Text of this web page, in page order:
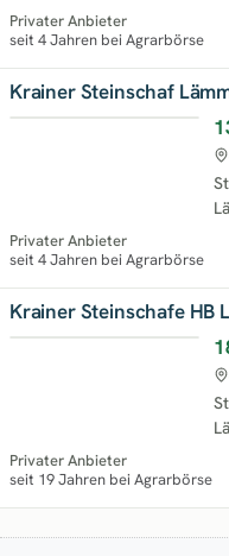
Privater Anbieter
seit 4 Jahren bei Agrarbörse
Krainer Steinschaf
Privater Anbieter
seit 4 Jahren bei Agrarbörse
Krainer Steinschafe HB
Privater Anbieter
seit 19 Jahren bei Agrarbörse